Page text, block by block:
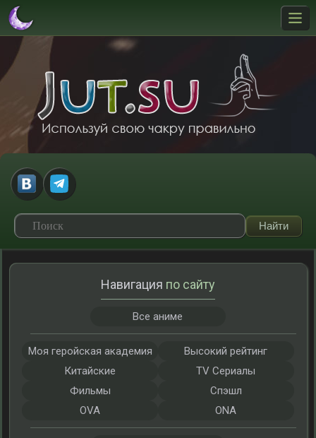
Навигация по сайту
Все аниме
Моя геройская академия
Высокий рейтинг
Китайские
TV Сериалы
Фильмы
Спэшл
OVA
ONA